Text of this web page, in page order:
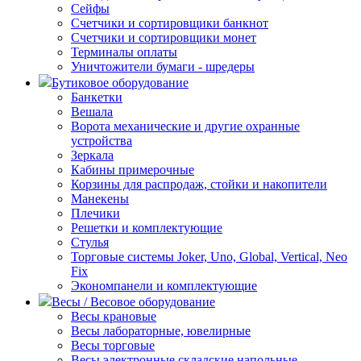
Сейфы
Счетчики и сортировщики банкнот
Счетчики и сортировщики монет
Терминалы оплаты
Уничтожители бумаги - шредеры
Бутиковое оборудование
Банкетки
Вешала
Ворота механические и другие охранные
устройства
Зеркала
Кабины примерочные
Корзины для распродаж, стойки и накопители
Манекены
Плечики
Решетки и комплектующие
Стулья
Торговые системы Joker, Uno, Global, Vertical, Neo
Fix
Экономпанели и комплектующие
Весы / Весовое оборудование
Весы крановые
Весы лабораторные, ювелирные
Весы торговые